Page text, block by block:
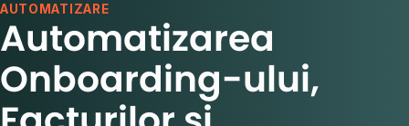
AUTOMATIZARE
Automatizarea
Onboarding-ului,